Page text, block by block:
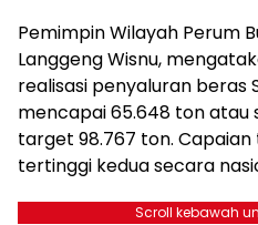
Pemimpin Wilayah Perum
Langgeng Wisnu,
realisasi penyaluran beras
mencapai 65.648 ton atau
target 98.767 ton.
tertinggi kedua secara
Scroll kebawah